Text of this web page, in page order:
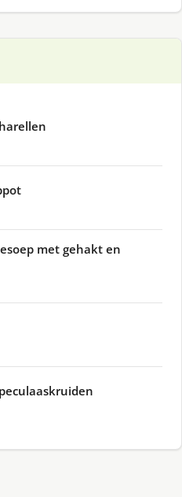
met gehakt en